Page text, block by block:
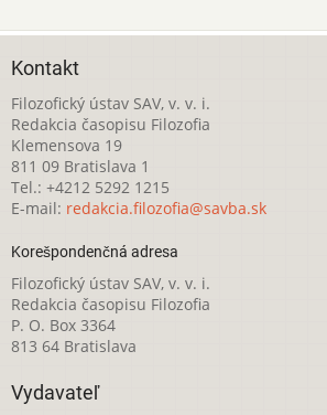
Kontakt
Filozofický ústav SAV, v. v. i.
Redakcia časopisu Filozofia
Klemensova 19
811 09 Bratislava 1
Tel.: +4212 5292 1215
E-mail: redakcia.filozofia@savba.sk
Korešpondenčná adresa
Filozofický ústav SAV, v. v. i.
Redakcia časopisu Filozofia
P. O. Box 3364
813 64 Bratislava
Vydavateľ